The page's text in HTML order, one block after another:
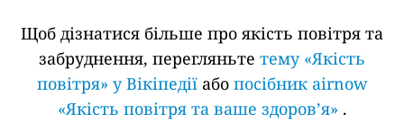
Щоб дізнатися більше про якість повітря та
забруднення, перегляньте тему «Якість
повітря» у Вікіпедіїабо посібник airnow
«Якість повітря та ваше здоров’я» .